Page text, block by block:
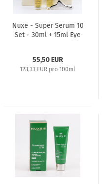
Nuxe - Super Serum 10
Set - 30ml + 15ml Eye
55,50 EUR
123,33 EUR pro 100ml